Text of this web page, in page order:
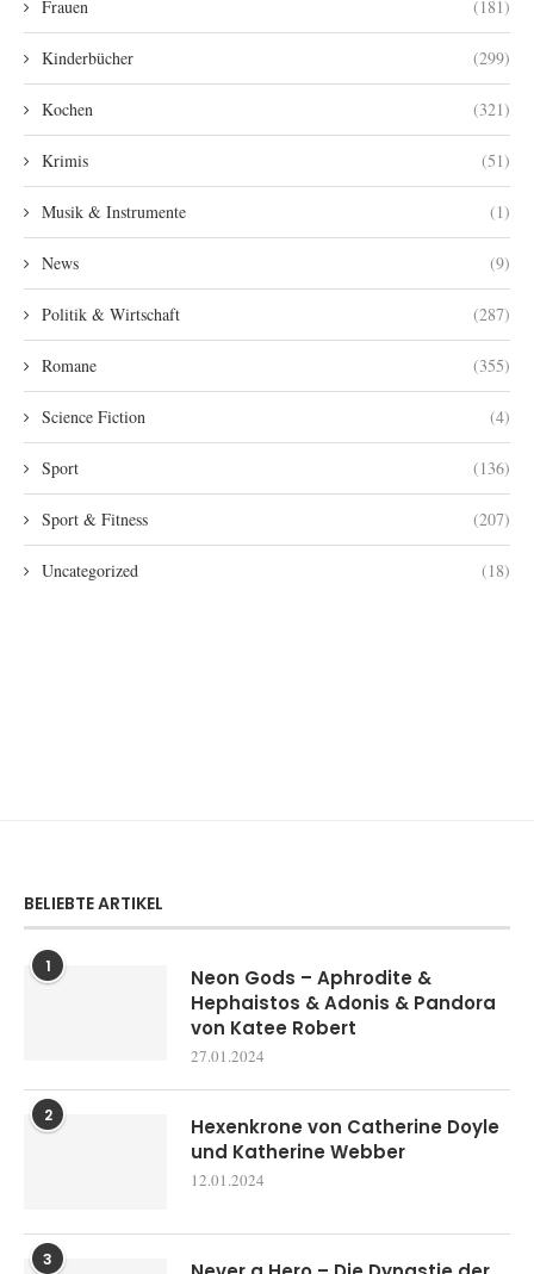
Frauen (181)
Kinderbücher (299)
Kochen (321)
Krimis (51)
Musik & Instrumente (1)
News (9)
Politik & Wirtschaft (287)
Romane (355)
Science Fiction (4)
Sport (136)
Sport & Fitness (207)
Uncategorized (18)
BELIEBTE ARTIKEL
1
Neon Gods – Aphrodite &
Hephaistos & Adonis & Pandora
von Katee Robert
27.01.2024
2
Hexenkrone von Catherine Doyle
und Katherine Webber
12.01.2024
3